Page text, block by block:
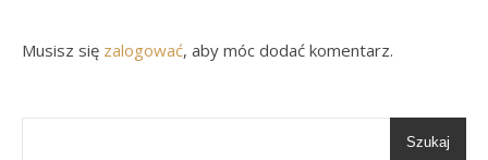
Musisz się zalogować, aby móc dodać komentarz.
Szukaj